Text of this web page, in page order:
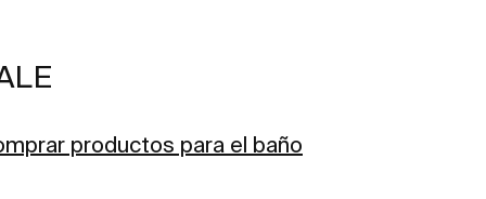
productos para el baño